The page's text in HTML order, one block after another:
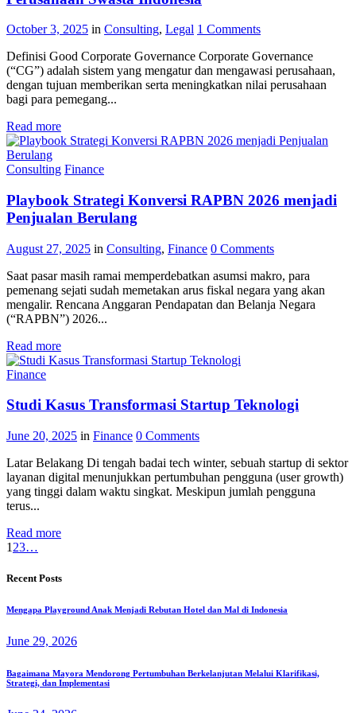
October 3, 2025 in Consulting, Legal 1 Comments
Definisi Good Corporate Governance Corporate Governance
(“CG”) adalah sistem yang mengatur dan mengawasi perusahaan,
dengan tujuan memberikan serta meningkatkan nilai perusahaan
bagi para pemegang...
Read more
Consulting Finance
Playbook Strategi Konversi RAPBN 2026 menjadi
Penjualan Berulang
August 27, 2025 in Consulting, Finance 0 Comments
Saat pasar masih ramai memperdebatkan asumsi makro, para
pemenang sejati sudah memetakan arus fiskal negara yang akan
mengalir. Rencana Anggaran Pendapatan dan Belanja Negara
(“RAPBN”) 2026...
Read more
Finance
Studi Kasus Transformasi Startup Teknologi
June 20, 2025 in Finance 0 Comments
Latar Belakang Di tengah badai tech winter, sebuah startup di sektor
layanan digital menunjukkan pertumbuhan pengguna (user growth)
yang tinggi dalam waktu singkat. Meskipun jumlah pengguna
terus...
Read more
1 23…
Recent Posts
Mengapa Playground Anak Menjadi Rebutan Hotel dan Mal di Indonesia
June 29, 2026
Bagaimana Mayora Mendorong Pertumbuhan Berkelanjutan Melalui Klarifikasi,
Strategi, dan Implementasi